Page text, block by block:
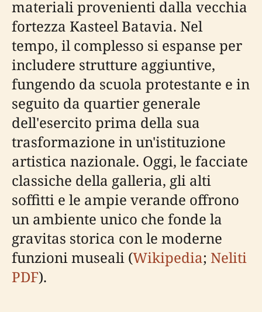
materiali provenienti dalla vecchia
fortezza Kasteel Batavia. Nel
tempo, il complesso si espanse per
includere strutture aggiuntive,
fungendo da scuola protestante e in
seguito da quartier generale
dell'esercito prima della sua
trasformazione in un'istituzione
artistica nazionale. Oggi, le facciate
classiche della galleria, gli alti
soffitti e le ampie verande offrono
un ambiente unico che fonde la
gravitas storica con le moderne
funzioni museali (Wikipedia; Neliti
PDF).